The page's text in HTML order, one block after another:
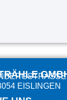
EISLINGEN